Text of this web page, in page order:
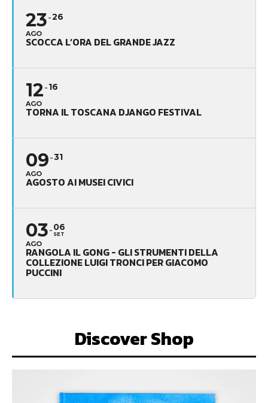
23
AGO
26
SCOCCA L’ORA DEL GRANDE JAZZ
12
AGO
16
TORNA IL TOSCANA DJANGO FESTIVAL
09
AGO
31
AGOSTO AI MUSEI CIVICI
03
AGO
06
SET
RANGOLA IL GONG - GLI STRUMENTI DELLA
COLLEZIONE LUIGI TRONCI PER GIACOMO
PUCCINI
Discover Shop